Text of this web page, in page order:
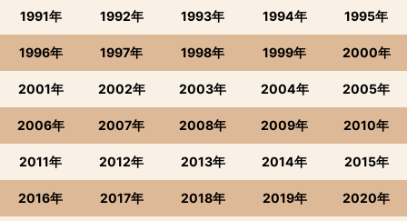
1991年 1992年 1993年 1994年 1995年
1996年 1997年 1998年 1999年 2000年
2001年 2002年 2003年 2004年 2005年
2006年 2007年 2008年 2009年 2010年
2011年 2012年 2013年 2014年 2015年
2016年 2017年 2018年 2019年 2020年